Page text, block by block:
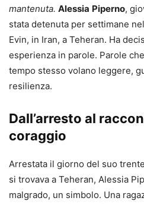
mantenuta. Alessia Piperno,
stata detenuta per settimane
Evin, in Iran, a Teheran. Ha
esperienza in parole. Parole
tempo stesso volano leggere,
resilienza.
Dall’arresto al
coraggio
Arrestata il giorno del suo
si trovava a Teheran, Alessia
malgrado, un simbolo. Una